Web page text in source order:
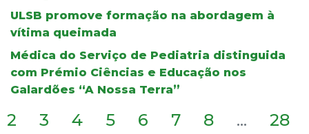
ULSB promove formação na abordagem à
vítima queimada
Médica do Serviço de Pediatria distinguida
com Prémio Ciências e Educação nos
Galardões “A Nossa Terra”
2 3 4 5 6 7 8 ... 28